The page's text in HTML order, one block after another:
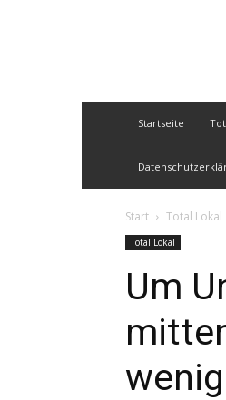
Startseite
Start Total Lokal
Total Lokal
Um